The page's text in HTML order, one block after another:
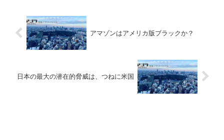
アマゾンはアメリカ版ブラックか？
日本の最大の潜在的脅威は、つねに米国